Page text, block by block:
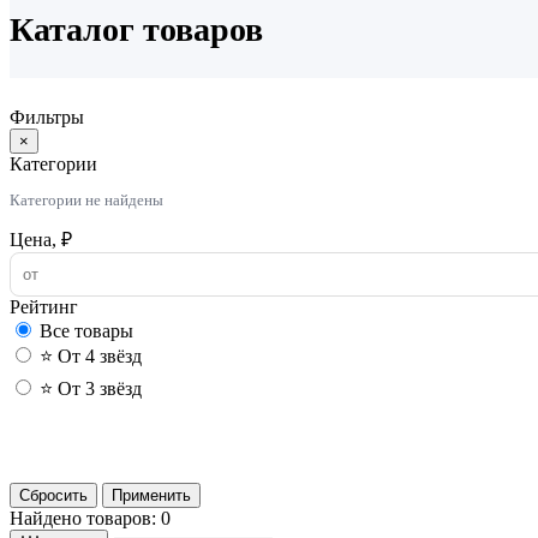
Каталог товаров
Фильтры
×
Категории
Категории не найдены
Цена, ₽
Рейтинг
Все товары
⭐ От 4 звёзд
⭐ От 3 звёзд
Сбросить
Применить
Найдено товаров: 0